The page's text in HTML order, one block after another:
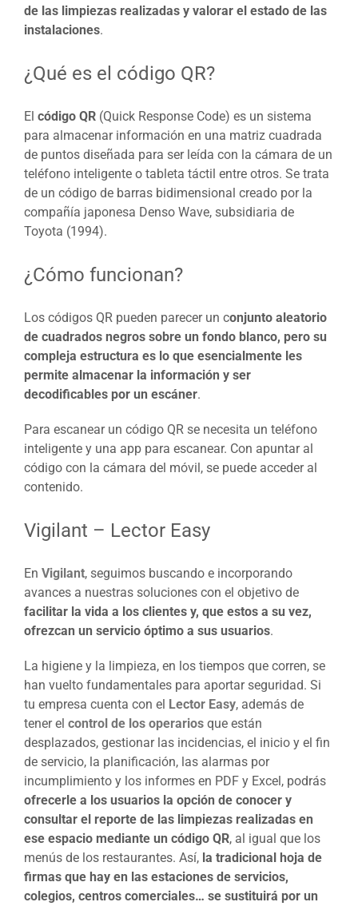
de las limpiezas realizadas y valorar el estado de las
instalaciones.
¿Qué es el código QR?
El código QR(Quick Response Code) es un sistema
para almacenar información en una matriz cuadrada
de puntos diseñada para ser leída con la cámara de un
teléfono inteligente o tableta táctil entre otros. Se trata
de un código de barras bidimensional creado por la
compañía japonesa Denso Wave, subsidiaria de
Toyota (1994).
¿Cómo funcionan?
Los códigos QR pueden parecer un conjunto aleatorio
de cuadrados negros sobre un fondo blanco, pero su
compleja estructura es lo que esencialmente les
permite almacenar la información y ser
decodificables por un escáner.
Para escanear un código QR se necesita un teléfono
inteligente y una app para escanear. Con apuntar al
código con la cámara del móvil, se puede acceder al
contenido.
Vigilant – Lector Easy
En Vigilant, seguimos buscando e incorporando
avances a nuestras soluciones con el objetivo de
facilitar la vida a los clientes y, que estos a su vez,
ofrezcan un servicio óptimo a sus usuarios.
La higiene y la limpieza, en los tiempos que corren, se
han vuelto fundamentales para aportar seguridad. Si
tu empresa cuenta con el Lector Easy, además de
tener el control de los operariosque están
desplazados, gestionar las incidencias, el inicio y el fin
de servicio, la planificación, las alarmas por
incumplimiento y los informes en PDF y Excel, podrás
ofrecerle a los usuarios la opción de conocer y
consultar el reporte de las limpiezas realizadas en
ese espacio mediante un código QR, al igual que los
menús de los restaurantes. Así, la tradicional hoja de
firmas que hay en las estaciones de servicios,
colegios, centros comerciales… se sustituirá por un